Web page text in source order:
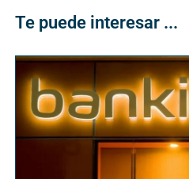
Te puede interesar ...